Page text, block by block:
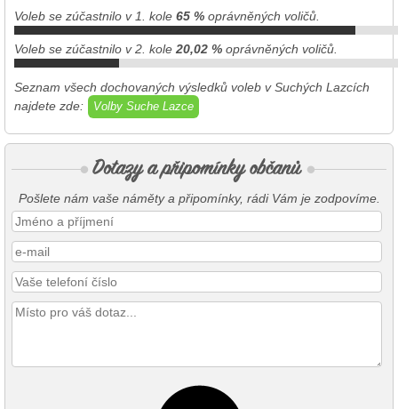
Voleb se zúčastnilo v 1. kole 65 % oprávněných voličů.
Voleb se zúčastnilo v 2. kole 20,02 % oprávněných voličů.
Seznam všech dochovaných výsledků voleb v Suchých Lazcích
najdete zde:
Volby Suche Lazce
Pošlete nám vaše náměty a připomínky, rádi Vám je zodpovíme.